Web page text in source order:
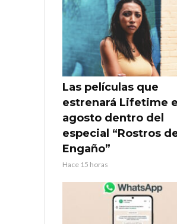
Las películas que
estrenará Lifetime
agosto dentro del
especial “Rostros
Engaño”
Hace 15 horas